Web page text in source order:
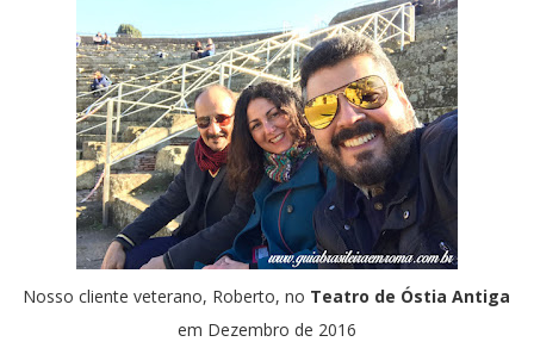
Nosso cliente veterano, Roberto, no Teatro de Óstia Antiga
em Dezembro de 2016